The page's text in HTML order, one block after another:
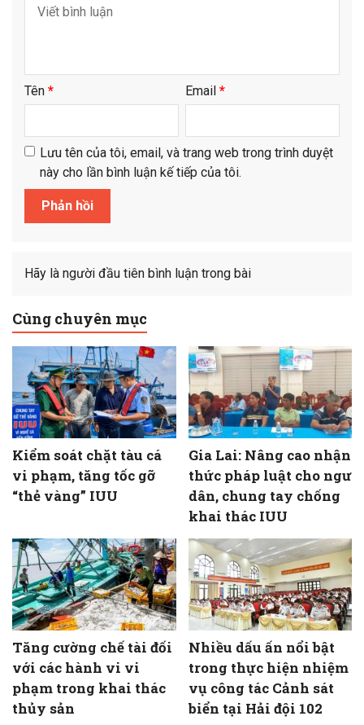
Tên * Email *
Lưu tên của tôi, email, và trang web trong trình duyệt
này cho lần bình luận kế tiếp của tôi.
Hãy là người đầu tiên bình luận trong bài
Cùng chuyên mục
Kiểm soát chặt tàu cá
vi phạm, tăng tốc gỡ
“thẻ vàng” IUU
Gia Lai: Nâng cao nhận
thức pháp luật cho ngư
dân, chung tay chống
khai thác IUU
Tăng cường chế tài đối
với các hành vi vi
phạm trong khai thác
thủy sản
Nhiều dấu ấn nổi bật
trong thực hiện nhiệm
vụ công tác Cảnh sát
biển tại Hải đội 102